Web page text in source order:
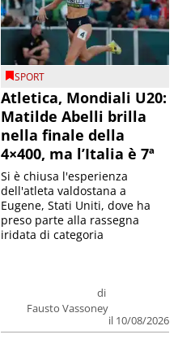
SPORT
Atletica, Mondiali U20:
Matilde Abelli brilla
nella finale della
4×400, ma l’Italia è 7ª
di
Fausto Vassoney
il 10/08/2026
Si è chiusa l'esperienza
dell'atleta valdostana a
Eugene, Stati Uniti, dove ha
preso parte alla rassegna
iridata di categoria